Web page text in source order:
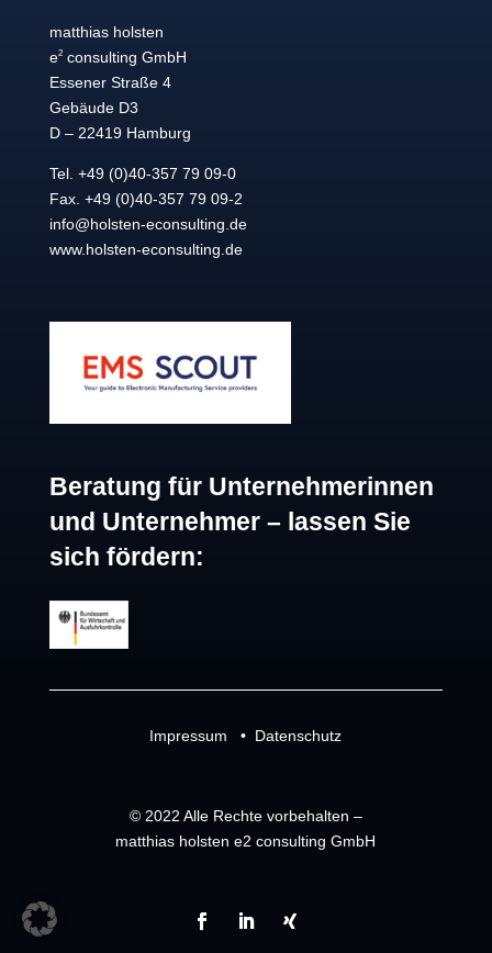
matthias holsten
e2consulting GmbH
Essener Straße 4
Gebäude D3
D – 22419 Hamburg
Tel. +49 (0)40-357 79 09-0
Fax. +49 (0)40-357 79 09-2
info@holsten-econsulting.de
www.holsten-econsulting.de
Beratung für Unternehmerinnen
und Unternehmer – lassen Sie
sich fördern:
Impressum • Datenschutz
© 2022 Alle Rechte vorbehalten –
matthias holsten e2 consulting GmbH